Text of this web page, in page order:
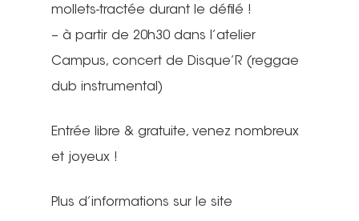
mollets-tractée durant le défilé !
– à partir de 20h30 dans l’atelier
Campus, concert de Disque’R (reggae
dub instrumental)
Entrée libre & gratuite, venez nombreux
et joyeux !
Plus d’informations sur le site